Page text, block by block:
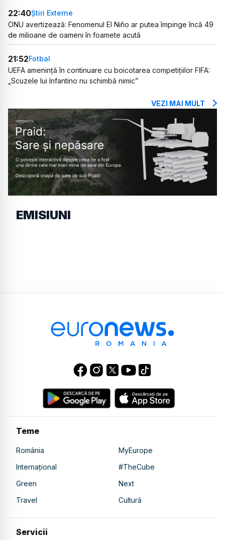
22:40Știri Externe
ONU avertizează: Fenomenul El Niño ar putea împinge încă 49
de milioane de oameni în foamete acută
21:52Fotbal
UEFA amenință în continuare cu boicotarea competițiilor FIFA:
„Scuzele lui Infantino nu schimbă nimic”
VEZI MAI MULT
EMISIUNI
Teme
România
MyEurope
Internațional
#TheCube
Green
Next
Travel
Cultură
Servicii